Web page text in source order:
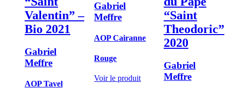
Valentin” –
Bio 2021
Gabriel
Meffre
AOP Tavel
Gabriel
Meffre
AOP Cairanne
Rouge
Voir le produit
“Saint
Theodoric”
2020
Gabriel
Meffre